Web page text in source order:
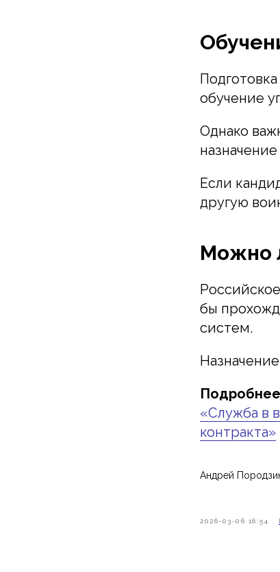
обучение
Однако
Если
другую
Можно
бы
систем.
Подробнее
«Служба в
контракта»
Андрей
2026-03-06 16:54